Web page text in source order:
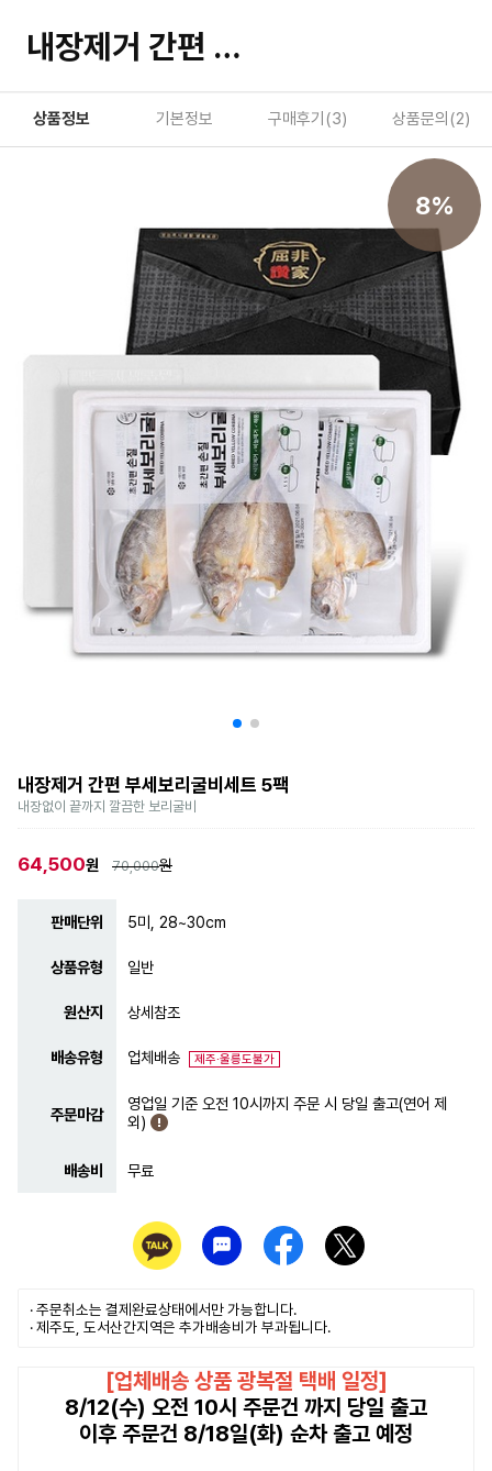
내장제거 간편 부세보리굴비세트 5팩
상품정보 기본정보 구매후기(3) 상품문의(2)
8%
내장제거 간편 부세보리굴비세트 5팩
내장없이 끝까지 깔끔한 보리굴비
64,500원 70,000원
판매단위 5미, 28~30cm
상품유형 일반
원산지 상세참조
배송유형 업체배송 제주·울릉도불가
주문마감
영업일 기준 오전 10시까지 주문 시 당일 출고(연어 제
외)
배송비 무료
· 주문취소는 결제완료상태에서만 가능합니다.
· 제주도, 도서산간지역은 추가배송비가 부과됩니다.
[업체배송 상품 광복절 택배 일정]
8/12(수) 오전 10시 주문건 까지 당일 출고
이후 주문건 8/18일(화) 순차 출고 예정